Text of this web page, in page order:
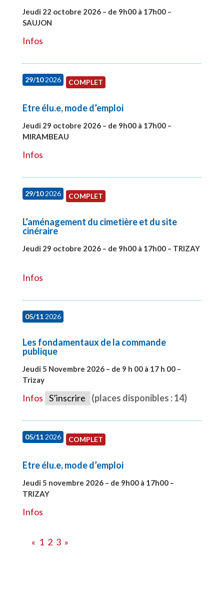
Jeudi 22 octobre 2026 – de 9h00 à 17h00 –
SAUJON
Infos
29/102026 COMPLET
Etre élu.e, mode d’emploi
Jeudi 29 octobre 2026 – de 9h00 à 17h00 –
MIRAMBEAU
Infos
29/102026 COMPLET
L’aménagement du cimetière et du site
cinéraire
Jeudi 29 octobre 2026 – de 9h00 à 17h00 – TRIZAY
Infos
05/112026
Les fondamentaux de la commande
publique
Jeudi 5 Novembre 2026 – de 9 h 00 à 17 h 00 –
Trizay
Infos S’inscrire (places disponibles : 14)
05/112026 COMPLET
Etre élu.e, mode d’emploi
Jeudi 5 novembre 2026 – de 9h00 à 17h00 –
TRIZAY
Infos
« 1 2 3 »